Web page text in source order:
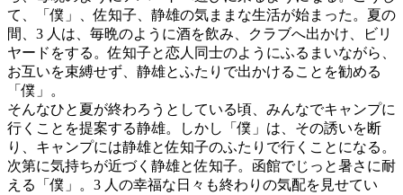
て、「僕」、佐知子、静雄の気ままな生活が始まった。夏の
間、3 人は、毎晩のように酒を飲み、クラブへ出かけ、ビリ
ヤードをする。佐知子と恋人同士のようにふるまいながら、
お互いを束縛せず、静雄とふたりで出かけることを勧める
「僕」。
そんなひと夏が終わろうとしている頃、みんなでキャンプに
行くことを提案する静雄。しかし「僕」は、その誘いを断
り、キャンプには静雄と佐知子のふたりで行くことになる。
次第に気持ちが近づく静雄と佐知子。函館でじっと暑さに耐
える「僕」。3 人の幸福な日々も終わりの気配を見せてい